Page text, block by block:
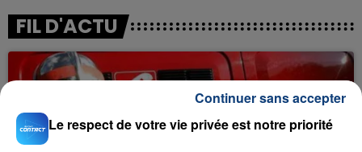
FIL D'ACTU
Le respect de votre vie privée est notre priorité
Continuer sans accepter